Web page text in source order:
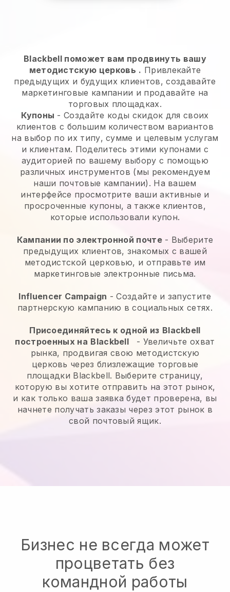
Blackbell поможет вам продвинуть вашу
методистскую церковь . Привлекайте
предыдущих и будущих клиентов, создавайте
маркетинговые кампании и продавайте на
торговых площадках.
Купоны - Создайте коды скидок для своих
клиентов с большим количеством вариантов
на выбор по их типу, сумме и целевым услугам
и клиентам. Поделитесь этими купонами с
аудиторией по вашему выбору с помощью
различных инструментов (мы рекомендуем
наши почтовые кампании). На вашем
интерфейсе просмотрите ваши активные и
просроченные купоны, а также клиентов,
которые использовали купон.
Кампании по электронной почте- Выберите
предыдущих клиентов, знакомых с вашей
методистской церковью, и отправьте им
маркетинговые электронные письма.
Influencer Campaign - Создайте и запустите
партнерскую кампанию в социальных сетях.
Присоединяйтесь к одной из Blackbell
построенных на Blackbell - Увеличьте охват
рынка, продвигая свою методистскую
церковь через близлежащие торговые
площадки Blackbell. Выберите страницу,
которую вы хотите отправить на этот рынок,
и как только ваша заявка будет проверена, вы
начнете получать заказы через этот рынок в
свой почтовый ящик.
Бизнес не всегда может
процветать без
командной работы